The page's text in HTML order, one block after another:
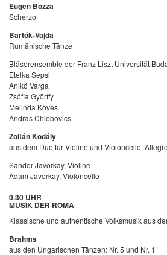
Eugen Bozza
Scherzo
Bartók-Vajda
Rumänische Tänze
Bläserensemble der Franz Liszt Universität
Etelka Sepsi
Anikó Varga
Zsófia Györffy
Melinda Köves
András Chlebovics
Zoltán Kodály
aus dem Duo für Violine und Violoncello:
Sándor Javorkay, Violine
Adam Javorkay, Violoncello
0.30 UHR
MUSIK DER ROMA
Klassische und authentische Volksmusik aus
Brahms
aus den Ungarischen Tänzen: Nr. 5 und Nr. 1